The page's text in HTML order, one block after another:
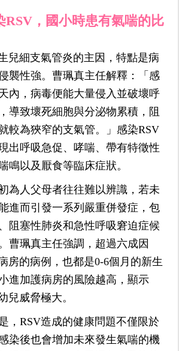
RSV，國小時患有氣喘的比
兒細支氣管炎的主因，特點是病
襲性強。曹珮真主任解釋：「感
內，病毒便能大量侵入並破壞呼
導致壞死細胞與分泌物累積，阻
較為狹窄的支氣管。」感染RSV
出呼吸急促、哮喘、帶有特徵性
鳴以及厭食等臨床症狀。
為人父母者往往難以辨識，若未
進而引發一系列嚴重併發症，包
阻塞性肺炎和急性呼吸窘迫症候
曹珮真主任強調，超過六成因
房的病例，也都是0-6個月的新生
進加護病房的風險越高，顯示
兒威脅極大。
，RSV造成的健康問題不僅限於
染後也會增加未來發生氣喘的機